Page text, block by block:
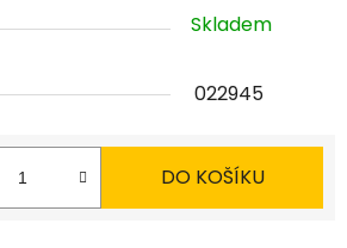
Skladem
022945
DO KOŠÍKU